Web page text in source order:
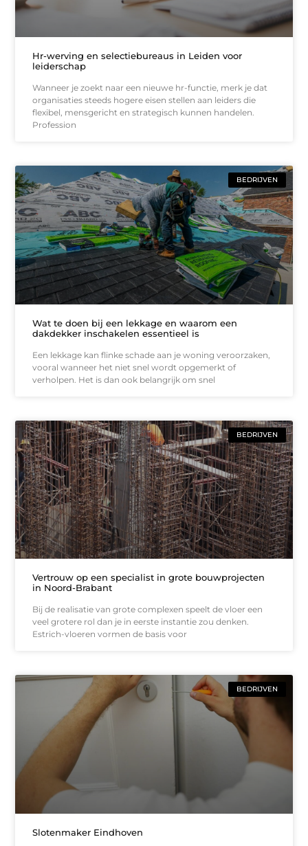
Hr-werving en selectiebureaus in Leiden voor
leiderschap
Wanneer je zoekt naar een nieuwe hr-functie, merk je dat
organisaties steeds hogere eisen stellen aan leiders die
flexibel, mensgericht en strategisch kunnen handelen.
Profession
BEDRIJVEN
Wat te doen bij een lekkage en waarom een
dakdekker inschakelen essentieel is
Een lekkage kan flinke schade aan je woning veroorzaken,
vooral wanneer het niet snel wordt opgemerkt of
verholpen. Het is dan ook belangrijk om snel
BEDRIJVEN
Vertrouw op een specialist in grote bouwprojecten
in Noord-Brabant
Bij de realisatie van grote complexen speelt de vloer een
veel grotere rol dan je in eerste instantie zou denken.
Estrich-vloeren vormen de basis voor
BEDRIJVEN
Slotenmaker Eindhoven